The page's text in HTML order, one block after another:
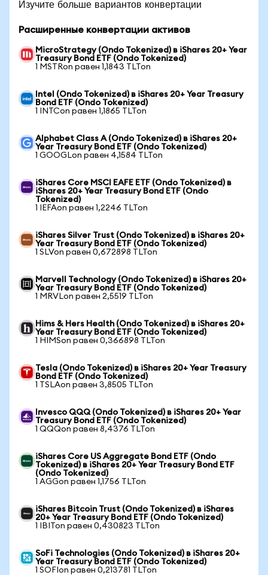
Изучите больше вариантов конвертации
Расширенные конвертации активов
MicroStrategy (Ondo Tokenized) в iShares 20+ Year
Treasury Bond ETF (Ondo Tokenized)
1 MSTRon равен 1,1843 TLTon
Intel (Ondo Tokenized) в iShares 20+ Year Treasury
Bond ETF (Ondo Tokenized)
1 INTCon равен 1,1865 TLTon
Alphabet Class A (Ondo Tokenized) в iShares 20+
Year Treasury Bond ETF (Ondo Tokenized)
1 GOOGLon равен 4,1584 TLTon
iShares Core MSCI EAFE ETF (Ondo Tokenized) в
iShares 20+ Year Treasury Bond ETF (Ondo
Tokenized)
1 IEFAon равен 1,2246 TLTon
iShares Silver Trust (Ondo Tokenized) в iShares 20+
Year Treasury Bond ETF (Ondo Tokenized)
1 SLVon равен 0,672898 TLTon
Marvell Technology (Ondo Tokenized) в iShares 20+
Year Treasury Bond ETF (Ondo Tokenized)
1 MRVLon равен 2,5519 TLTon
Hims & Hers Health (Ondo Tokenized) в iShares 20+
Year Treasury Bond ETF (Ondo Tokenized)
1 HIMSon равен 0,366898 TLTon
Tesla (Ondo Tokenized) в iShares 20+ Year Treasury
Bond ETF (Ondo Tokenized)
1 TSLAon равен 3,8505 TLTon
Invesco QQQ (Ondo Tokenized) в iShares 20+ Year
Treasury Bond ETF (Ondo Tokenized)
1 QQQon равен 8,4376 TLTon
iShares Core US Aggregate Bond ETF (Ondo
Tokenized) в iShares 20+ Year Treasury Bond ETF
(Ondo Tokenized)
1 AGGon равен 1,1756 TLTon
iShares Bitcoin Trust (Ondo Tokenized) в iShares
20+ Year Treasury Bond ETF (Ondo Tokenized)
1 IBITon равен 0,430823 TLTon
SoFi Technologies (Ondo Tokenized) в iShares 20+
Year Treasury Bond ETF (Ondo Tokenized)
1 SOFIon равен 0,213781 TLTon